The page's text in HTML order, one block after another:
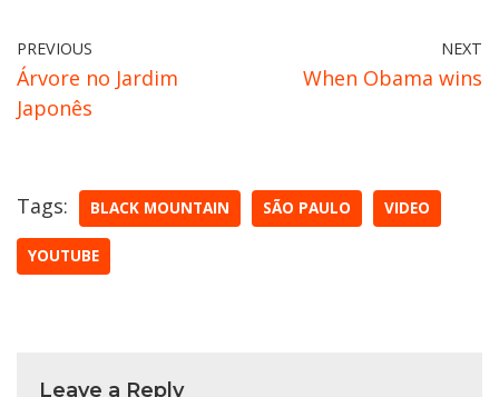
PREVIOUS
Árvore no Jardim
Japonês
NEXT
When Obama wins
Tags: BLACK MOUNTAIN SÃO PAULO VIDEO
YOUTUBE
Leave a Reply